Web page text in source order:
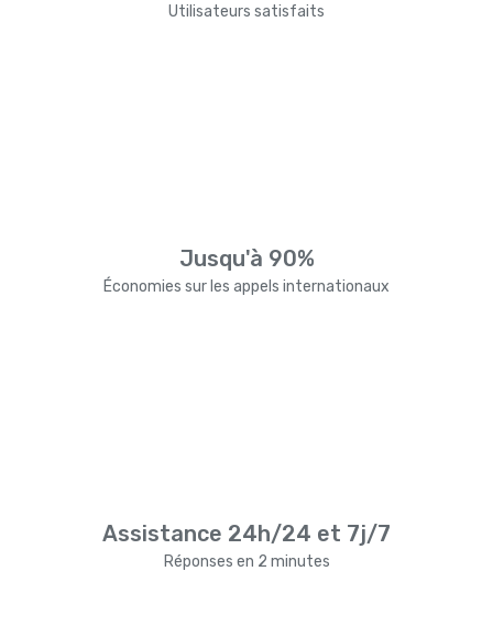
Utilisateurs satisfaits
Jusqu'à 90%
Économies sur les appels internationaux
Assistance 24h/24 et 7j/7
Réponses en 2 minutes